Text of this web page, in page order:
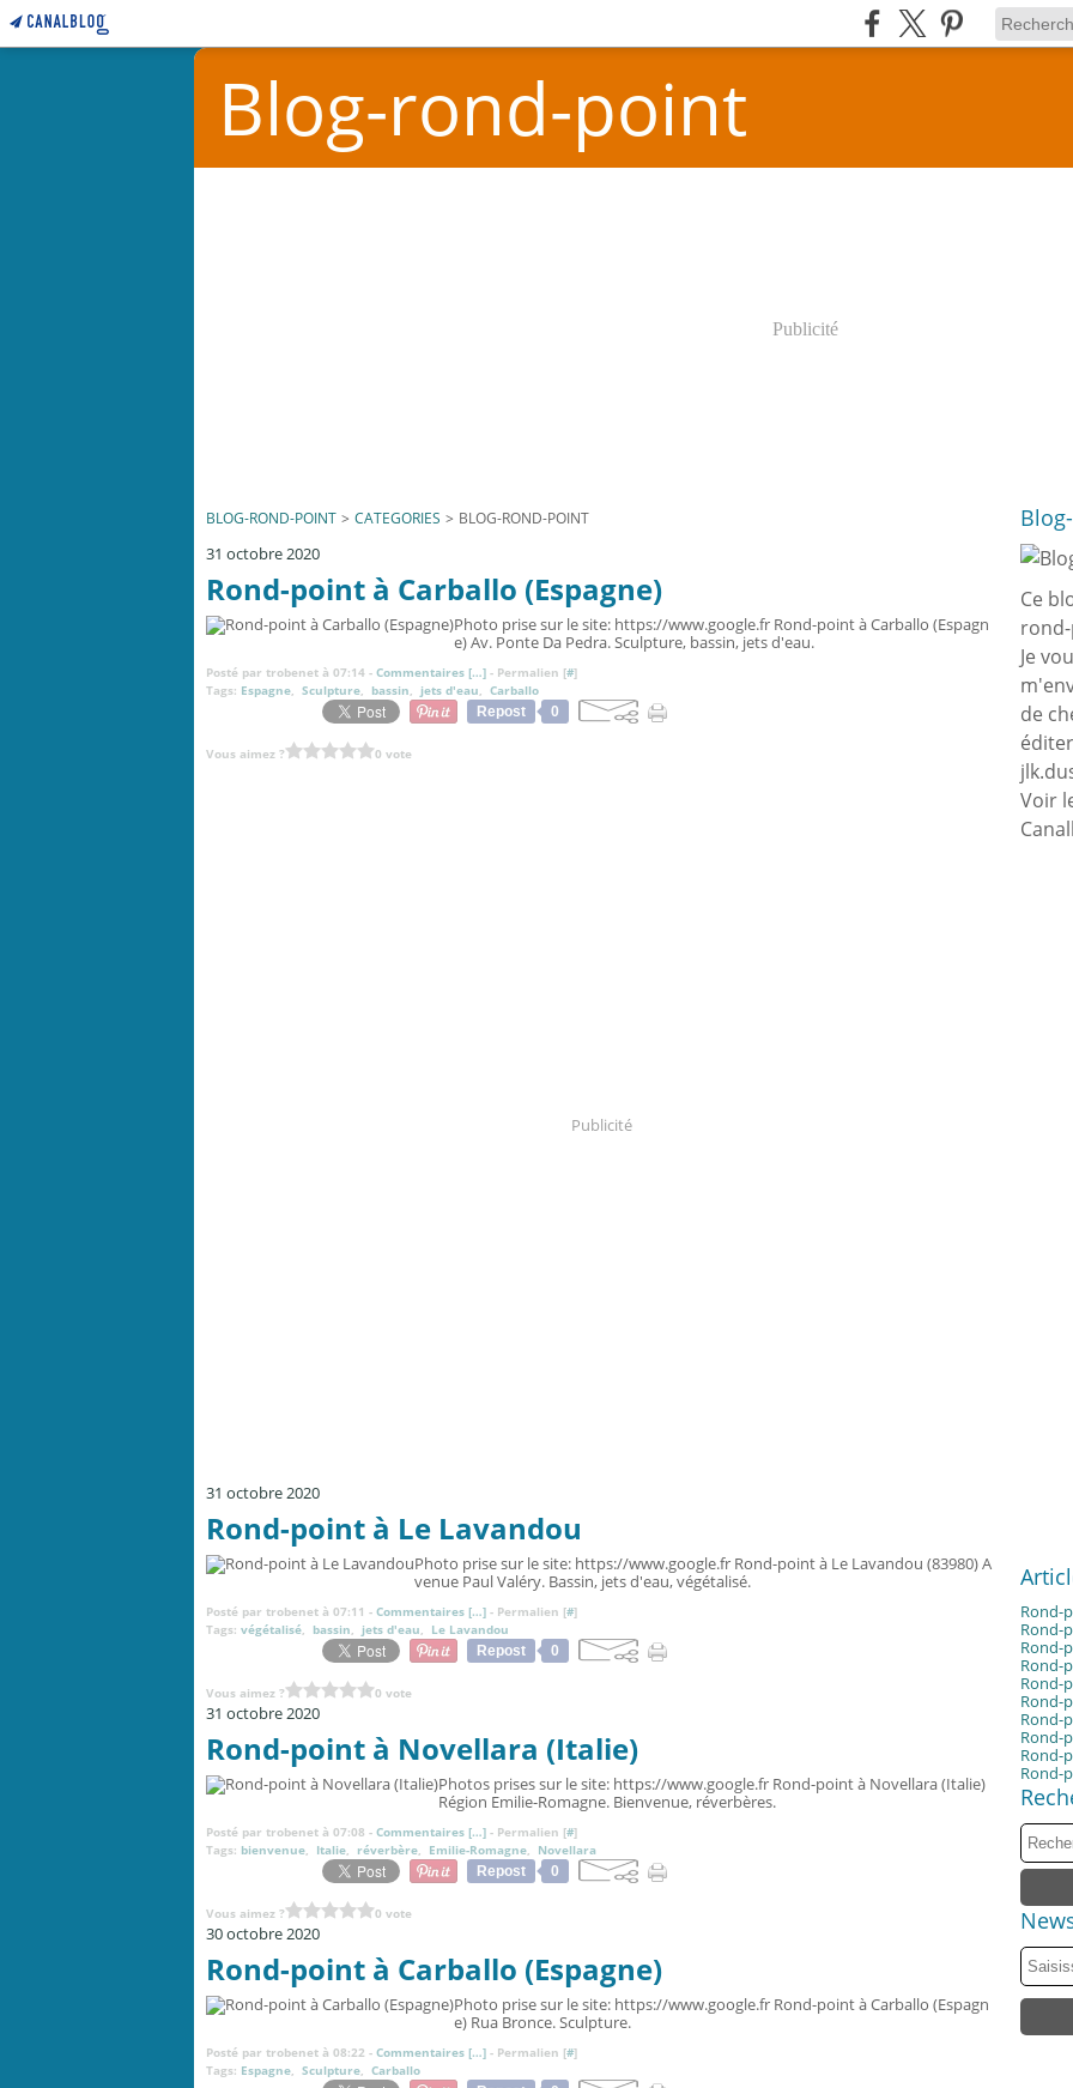
Blog-rond-point
Publicité
BLOG-ROND-POINT > CATEGORIES > BLOG-ROND-POINT
31 octobre 2020
Rond-point à Carballo (Espagne)
Photo prise sur le site: https://www.google.fr Rond-point à Carballo (Espagn
e) Av. Ponte Da Pedra. Sculpture, bassin, jets d'eau.
Posté par trobenet à 07:14 - Commentaires […] - Permalien [#]
Tags: Espagne, Sculpture, bassin, jets d'eau, Carballo
Repost
0
Vous aimez ? 0 vote
Publicité
31 octobre 2020
Rond-point à Le Lavandou
Photo prise sur le site: https://www.google.fr Rond-point à Le Lavandou (83980) A
venue Paul Valéry. Bassin, jets d'eau, végétalisé.
Posté par trobenet à 07:11 - Commentaires […] - Permalien [#]
Tags: végétalisé, bassin, jets d'eau, Le Lavandou
Repost
0
Vous aimez ? 0 vote
31 octobre 2020
Rond-point à Novellara (Italie)
Photos prises sur le site: https://www.google.fr Rond-point à Novellara (Italie)
Région Emilie-Romagne. Bienvenue, réverbères.
Posté par trobenet à 07:08 - Commentaires […] - Permalien [#]
Tags: bienvenue, Italie, réverbère, Emilie-Romagne, Novellara
Repost
0
Vous aimez ? 0 vote
30 octobre 2020
Rond-point à Carballo (Espagne)
Photo prise sur le site: https://www.google.fr Rond-point à Carballo (Espagn
e) Rua Bronce. Sculpture.
Posté par trobenet à 08:22 - Commentaires […] - Permalien [#]
Tags: Espagne, Sculpture, Carballo
Ce
Je
de
Voir
Rond-
Rond-
Rond-
Rond-
Rond-
Rond-
Rond-
Rond-
Rond-
Rond-